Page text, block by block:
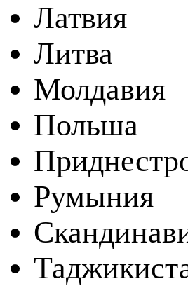
Латвия
Литва
Молдавия
Польша
Румыния